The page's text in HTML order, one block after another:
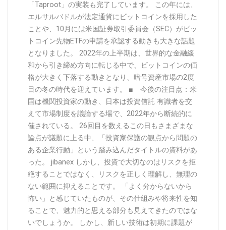
「Taproot」の実装も完了しています。 この年には、
エルサルバドルが法定通貨にビットコインを採用した
ことや、10月には米国証券取引委員会（SEC）がビッ
トコイン先物ETFの申請を承認する動きも大きな話題
となりました。 2022年の上半期は、世界的な金融緩
和から引き締め方向に転じる中で、ビットコインの価
格が大きく下落する動きとなり、暗号資産市場の2度
目の冬の時代を迎えています。 ■ 今後の注目点：米
国は機関投資家の動き、日本は投資信託 有識者を交
えて市場制度を議論する場で、2022年から断続的に
催されている。 26回目を数えるこの日もさまざまな
論点が議題に上る中、「投資家保護の観点から問題の
ある企業行動」という踏み込んだタイトルの資料があ
った。 jibanex しかし、投資で大切なのはリスクを拒
絶することではなく、リスクを正しく理解し、無理の
ない範囲に抑えることです。 「よく分からないから
怖い」と感じていたものが、その仕組みや将来性を知
ることで、魅力的と思える部分も見えてきたのではな
いでしょうか。 しかし、新しい技術は初期に課題が